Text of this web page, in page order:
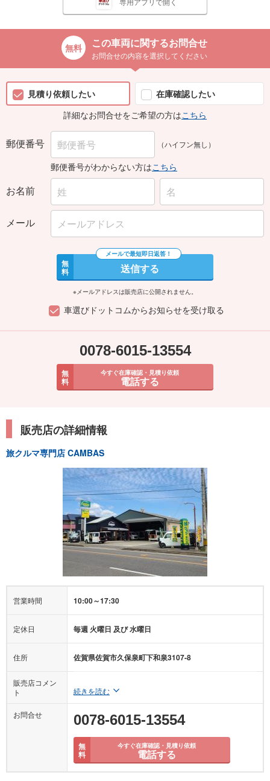
この車両に関するお問合せ
お問合せの内容を選択してください
見積り依頼したい
在庫確認したい
詳細なお問合せをご希望の方はこちら
郵便番号 （ハイフン無し）
郵便番号がわからない方はこちら
お名前
メール
無
料 送信する
※メールアドレスは販売店に公開されません。
車選びドットコムからお知らせを受け取る
0078-6015-13554
無
料
今すぐ在庫確認・見積り依頼
電話する
販売店の詳細情報
旅クルマ専門店 CAMBAS
営業時間 10:00～17:30
定休日 毎週 火曜日 及び 水曜日
住所 佐賀県佐賀市久保泉町下和泉3107-8
販売店コメン
ト
続きを読む
お問合せ 0078-6015-13554
無
料
今すぐ在庫確認・見積り依頼
電話する